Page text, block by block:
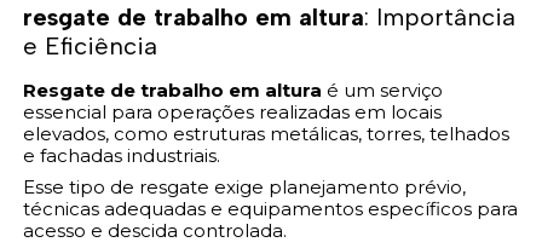
resgate de trabalho em altura: Importância
e Eficiência
Resgate de trabalho em altura é um serviço
essencial para operações realizadas em locais
elevados, como estruturas metálicas, torres, telhados
e fachadas industriais.
Esse tipo de resgate exige planejamento prévio,
técnicas adequadas e equipamentos específicos para
acesso e descida controlada.